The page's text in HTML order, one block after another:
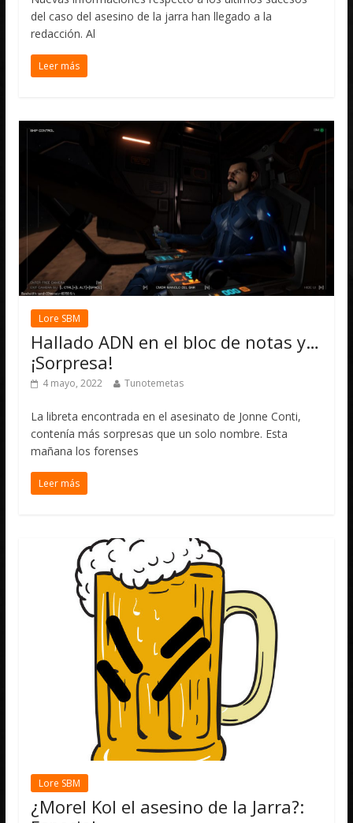
del caso del asesino de la jarra han llegado a la
redacción. Al
Leer más
Lore SBM
Hallado ADN en el bloc de notas y…
¡Sorpresa!
4 mayo, 2022 Tunotemetas
La libreta encontrada en el asesinato de Jonne Conti,
contenía más sorpresas que un solo nombre. Esta
mañana los forenses
Leer más
Lore SBM
¿Morel Kol el asesino de la Jarra?: